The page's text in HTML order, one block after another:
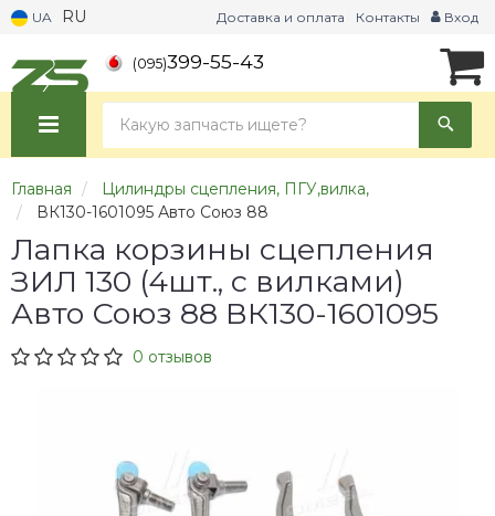
UA RU Доставка и оплата Контакты Вход
(095)399-55-43
Главная
Цилиндры сцепления, ПГУ,вилка,
ВК130-1601095 Авто Союз 88
Лапка корзины сцепления
ЗИЛ 130 (4шт., с вилками)
Авто Союз 88 ВК130-1601095
0 отзывов